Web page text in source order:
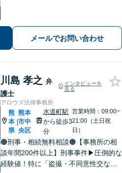
メールでお問い合わせ
川島 孝之 弁
護士
インタビューを
見る
アロウズ法律事務所
熊
本
県
|
熊本
市中
央区
水道町駅
から徒歩3
分
営業時間：09:00~
21:00（土日祝
日）
🟠刑事・相続無料相談🟠【事務所の相
談年間200件以上】刑事事件▶︎圧倒的な
経験値！特に「盗撮・不同意性交など